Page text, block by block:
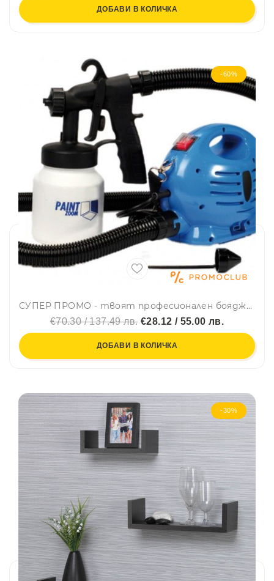
ДОБАВИ В КОЛИЧКА
-60%
СУПЕР ПРОМО - твоят професионален бояджия у дома - Paint Zoom, BFO3
€70.30 / 137.49 лв.€28.12 / 55.00 лв.
ДОБАВИ В КОЛИЧКА
-30%